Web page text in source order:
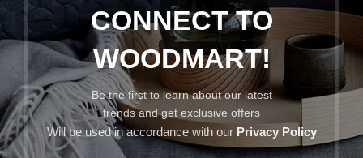
CONNECT TO
WOODMART!
Be the first to learn about our latest
trends and get exclusive offers
Will be used in accordance with our Privacy Policy